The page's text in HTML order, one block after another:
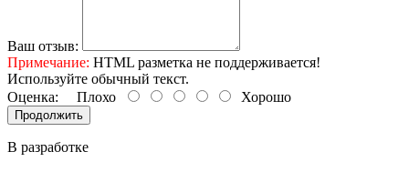
Ваш отзыв:
Примечание: HTML разметка не поддерживается!
Используйте обычный текст.
Оценка: Плохо Хорошо
Продолжить
В разработке